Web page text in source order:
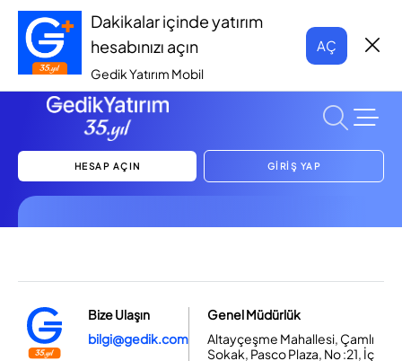
Dakikalar içinde yatırım
hesabınızı açın
Gedik Yatırım Mobil
AÇ
HESAP AÇIN GİRİŞ YAP
Bize Ulaşın
bilgi@gedik.com
Genel Müdürlük
Altayçeşme Mahallesi, Çamlı
Sokak, Pasco Plaza, No :21, İç